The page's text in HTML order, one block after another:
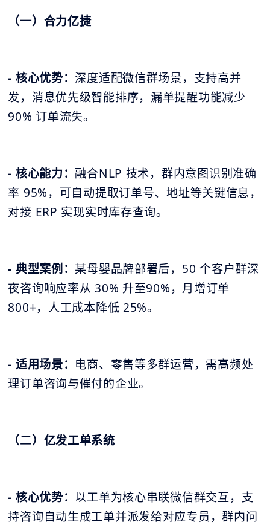
（一）合力亿捷
- 核心优势： 深度适配微信群场景，支持高并
发，消息优先级智能排序，漏单提醒功能减少
90% 订单流失。
- 核心能力： 融合NLP 技术，群内意图识别准确
率 95%，可自动提取订单号、地址等关键信息，
对接 ERP 实现实时库存查询。
- 典型案例： 某母婴品牌部署后，50 个客户群深
夜咨询响应率从 30% 升至90%，月增订单
800+，人工成本降低 25%。
- 适用场景： 电商、零售等多群运营，需高频处
理订单咨询与催付的企业。
（二）亿发工单系统
- 核心优势： 以工单为核心串联微信群交互，支
持咨询自动生成工单并派发给对应专员，群内问